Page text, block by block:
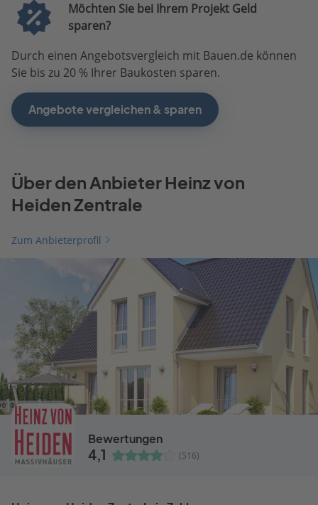
Möchten Sie bei Ihrem Projekt Geld
sparen?
Durch einen Angebotsvergleich mit Bauen.de können
Sie bis zu 20 % Ihrer Baukosten sparen.
Angebote vergleichen & sparen
Über den Anbieter Heinz von
Heiden Zentrale
Zum Anbieterprofil
Bewertungen
4,1 (516)